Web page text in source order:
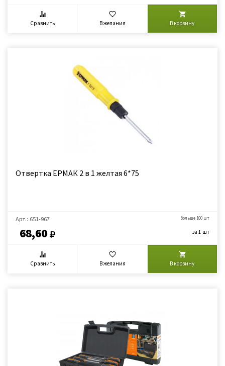
Сравнить В желания В корзину
Отвертка ЕРМАК 2 в 1 желтая 6*75
Арт.: 651-967
68,60
больше 100 шт
за 1 шт
Сравнить В желания В корзину